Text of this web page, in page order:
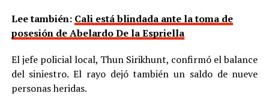
Lee también: Cali está blindada ante la toma de
posesión de Abelardo De la Espriella
El jefe policial local, Thun Sirikhunt, confirmó el balance
del siniestro. El rayo dejó también un saldo de nueve
personas heridas.